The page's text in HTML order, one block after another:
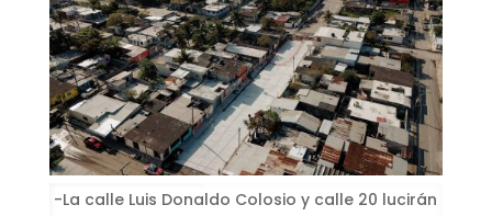
-La calle Luis Donaldo Colosio y calle 20 lucirán